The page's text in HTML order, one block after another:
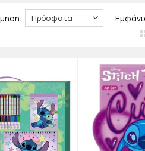
Να είστε σίγουροι πως θα σας